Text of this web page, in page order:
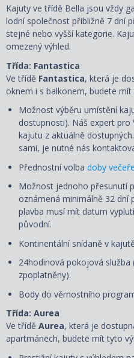
Kajuty ve třídě Bella jsou vždy
lodní společnost přibližně 7 dní
stejné nebo vyšší kategorie.
omezený výhled.
Třída: Fantastica
Ve třídě Fantastica, která je
oknem i s balkonem, budete
Možnost výběru umístění
dostupnosti). Náš expert pro
kajutu z aktuálně
sami, je nutné nás
Přednostní volba doby večeře
Možnost jednoho přesunutí
oznámená minimálně 32 dní
plavba musí mít datum
původní.
Kontinentální snídaně v
24hodinová pokojová
zpoplatněny).
Body do věrnostního
Třída: Aurea
Ve třídě Aurea, která je
apartmánech, budete mít tyto